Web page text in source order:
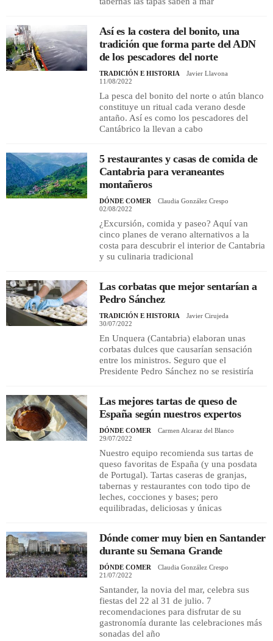
Así es la costera del bonito, una
tradición que forma parte del ADN
de los pescadores del norte
TRADICIÓN E HISTORIA
Javier Llavona
11/08/2022
La pesca del bonito del norte o atún blanco
constituye un ritual cada verano desde
antaño. Así es como los pescadores del
Cantábrico la llevan a cabo
5 restaurantes y casas de comida de
Cantabria para veraneantes
montañeros
DÓNDE COMER
Claudia González Crespo
02/08/2022
¿Excursión, comida y paseo? Aquí van
cinco planes de verano alternativos a la
costa para descubrir el interior de Cantabria
y su culinaria tradicional
Las corbatas que mejor sentarían a
Pedro Sánchez
TRADICIÓN E HISTORIA
Javier Cirujeda
30/07/2022
En Unquera (Cantabria) elaboran unas
corbatas dulces que causarían sensación
entre los ministros. Seguro que el
Presidente Pedro Sánchez no se resistiría
Las mejores tartas de queso de
España según nuestros expertos
DÓNDE COMER
Carmen Alcaraz del Blanco
29/07/2022
Nuestro equipo recomienda sus tartas de
queso favoritas de España (y una posdata
de Portugal). Tartas caseras de granjas,
tabernas y restaurantes con todo tipo de
leches, cocciones y bases; pero
equilibradas, deliciosas y únicas
Dónde comer muy bien en Santander
durante su Semana Grande
DÓNDE COMER
Claudia González Crespo
21/07/2022
Santander, la novia del mar, celebra sus
fiestas del 22 al 31 de julio. 7
recomendaciones para disfrutar de su
gastronomía durante las celebraciones más
sonadas del año